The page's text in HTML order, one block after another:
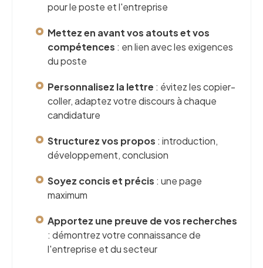
pour le poste et l'entreprise
Mettez en avant vos atouts et vos
compétences : en lien avec les exigences
du poste
Personnalisez la lettre : évitez les copier-
coller, adaptez votre discours à chaque
candidature
Structurez vos propos : introduction,
développement, conclusion
Soyez concis et précis : une page
maximum
Apportez une preuve de vos recherches
: démontrez votre connaissance de
l'entreprise et du secteur